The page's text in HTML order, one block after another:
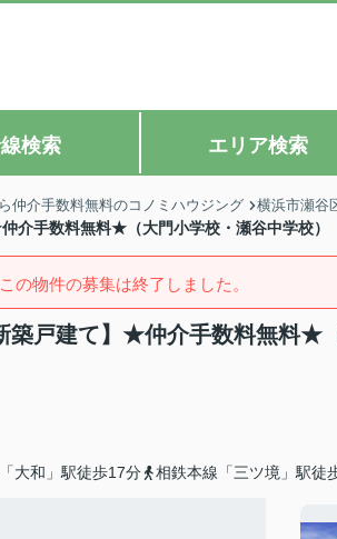
検索 エリア検索
仲介手数料無料のコノミハウジング 横浜市瀬谷
介手数料無料★（大門小学校・瀬谷中学校）
この物件の募集は終了しました。
築戸建て】★仲介手数料無料★
大和」駅徒歩17分 相鉄本線「三ツ境」駅徒